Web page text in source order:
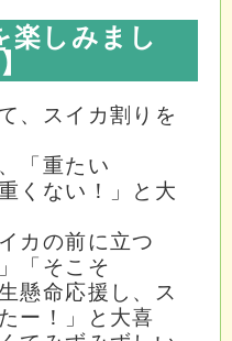
楽しみまし
】
、スイカ割りを
「重たい
くない！」と大
カの前に立つ
「そこそ
懸命応援し、ス
ー！」と大喜